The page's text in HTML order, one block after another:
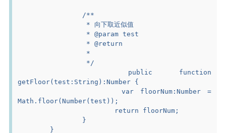
		/**
		 * 向下取近似值
		 * @param test
		 * @return
		 *
		 */
getFloor(test:String):Number {
			var floorNum:Number =
Math.floor(Number(test));
			return floorNum;
		}
	}